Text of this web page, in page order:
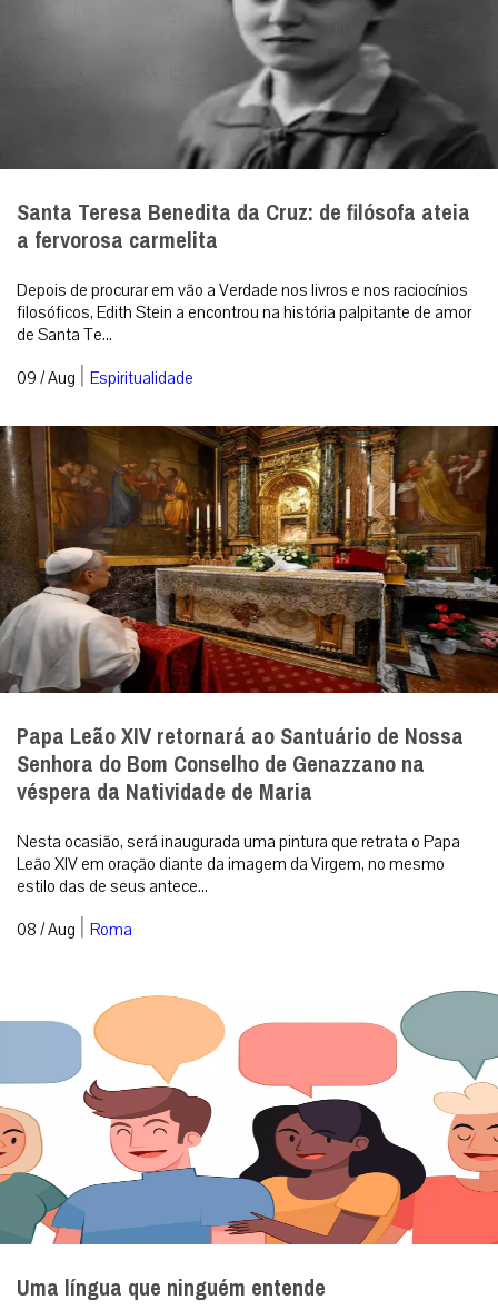
Santa Teresa Benedita da Cruz: de filósofa ateia
a fervorosa carmelita
Depois de procurar em vão a Verdade nos livros e nos raciocínios
filosóficos, Edith Stein a encontrou na história palpitante de amor
de Santa Te...
09 / Aug | Espiritualidade
Papa Leão XIV retornará ao Santuário de Nossa
Senhora do Bom Conselho de Genazzano na
véspera da Natividade de Maria
Nesta ocasião, será inaugurada uma pintura que retrata o Papa
Leão XIV em oração diante da imagem da Virgem, no mesmo
estilo das de seus antece...
08 / Aug | Roma
Uma língua que ninguém entende